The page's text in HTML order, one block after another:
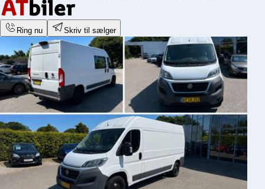
Ring nu Skriv til sælger